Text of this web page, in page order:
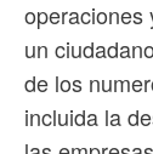
operaciones
un
de los
incluida la